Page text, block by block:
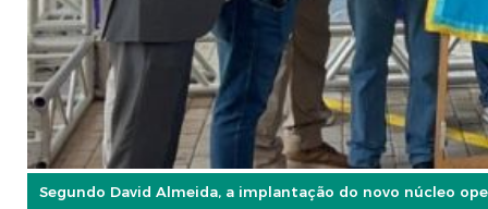
Segundo David Almeida, a implantação do novo núcleo